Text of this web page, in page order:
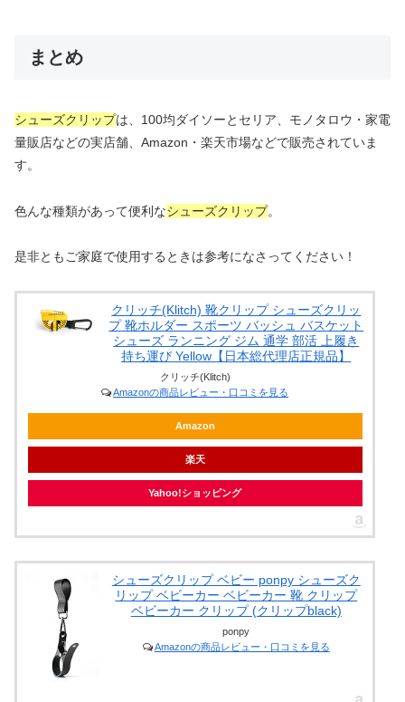
まとめ
シューズクリップは、100均ダイソーとセリア、モノタロウ・家電
量販店などの実店舗、Amazon・楽天市場などで販売されていま
す。
色んな種類があって便利なシューズクリップ。
是非ともご家庭で使用するときは参考になさってください！
クリッチ(Klitch) 靴クリップ シューズクリッ
プ 靴ホルダー スポーツ バッシュ バスケット
シューズ ランニング ジム 通学 部活 上履き
持ち運び Yellow【日本総代理店正規品】
クリッチ(Klitch)
Amazonの商品レビュー・口コミを見る
Amazon
楽天
Yahoo!ショッピング
シューズクリップ ベビー ponpy シューズク
リップ ベビーカー ベビーカー 靴 クリップ
ベビーカー クリップ (クリップblack)
ponpy
Amazonの商品レビュー・口コミを見る